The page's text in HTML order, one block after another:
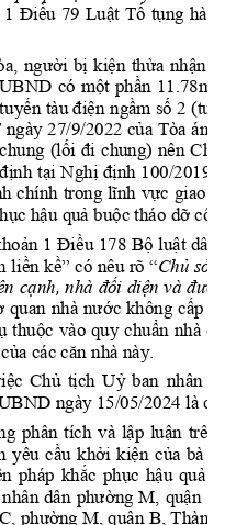
1 Điều 79 Luật Tố tụng
a, người bị kiện thừa nhận
UBND có một phần 11.78m
tàu điện ngầm số 2
ngày 27/9/2022 của Tòa án
chung (lối đi chung) nên
ịnh tại Nghị định 100/2019/
chính trong lĩnh vực giao
hậu quả buộc tháo dỡ
ản 1 Điều 178 Bộ luật dân
liền kề” có nêu rõ “Chủ sở
cạnh, nhà đối diện và
quan nhà nước không cấp
thuộc vào quy chuẩn nhà ở
ủa các căn nhà này.
Chủ tịch Uỷ ban nhân
ngày 15/05/2024 là
phân tích và lập luận
yêu cầu khởi kiện của bà
pháp khắc phục hậu quả
nhân dân phường M quận
, phường M, quận B, Thành